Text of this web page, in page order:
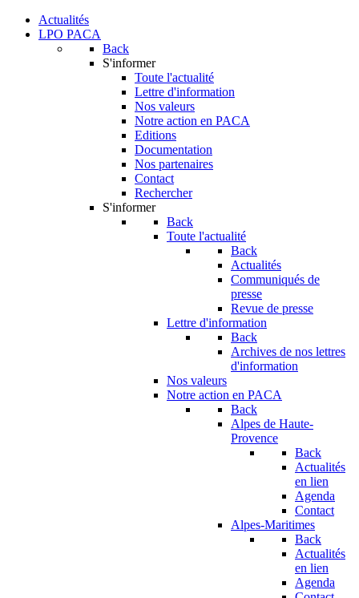
Actualités
LPO PACA
Back
S'informer
Toute l'actualité
Lettre d'information
Nos valeurs
Notre action en PACA
Editions
Documentation
Nos partenaires
Contact
Rechercher
S'informer
Back
Toute l'actualité
Back
Actualités
Communiqués de
presse
Revue de presse
Lettre d'information
Back
Archives de nos lettres
d'information
Nos valeurs
Notre action en PACA
Back
Alpes de Haute-
Provence
Back
Actualités
en lien
Agenda
Contact
Alpes-Maritimes
Back
Actualités
en lien
Agenda